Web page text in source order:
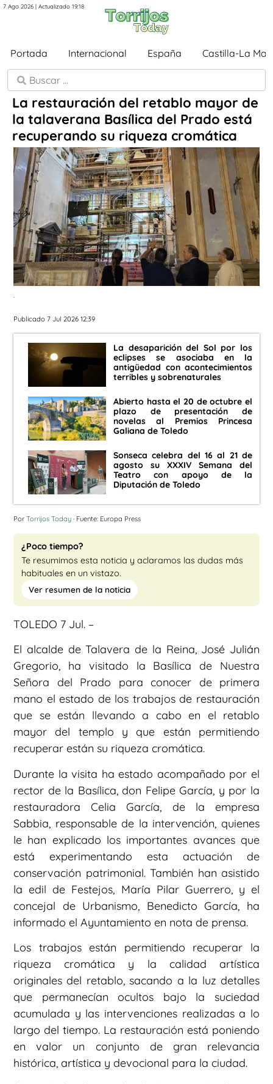
7 Ago 2026 | Actualizado 19:18
Portada Internacional España Castilla-La
La restauración del retablo mayor de
la talaverana Basílica del Prado está
recuperando su riqueza cromática
.
Publicado 7 Jul 2026 12:39
La desaparición del Sol por los
eclipses se asociaba en la
antigüedad con acontecimientos
terribles y sobrenaturales
Abierto hasta el 20 de octubre el
plazo de presentación de
novelas al Premios Princesa
Galiana de Toledo
Sonseca celebra del 16 al 21 de
agosto su XXXIV Semana del
Teatro con apoyo de la
Diputación de Toledo
Por Torrijos Today · Fuente: Europa Press
¿Poco tiempo?
Te resumimos esta noticia y aclaramos las dudas más
habituales en un vistazo.
Ver resumen de la noticia
TOLEDO 7 Jul. –
El alcalde de Talavera de la Reina, José Julián
Gregorio, ha visitado la Basílica de Nuestra
Señora del Prado para conocer de primera
mano el estado de los trabajos de restauración
que se están llevando a cabo en el retablo
mayor del templo y que están permitiendo
recuperar están su riqueza cromática.
Durante la visita ha estado acompañado por el
rector de la Basílica, don Felipe García, y por la
restauradora Celia García, de la empresa
Sabbia, responsable de la intervención, quienes
le han explicado los importantes avances que
está experimentando esta actuación de
conservación patrimonial. También han asistido
la edil de Festejos, María Pilar Guerrero, y el
concejal de Urbanismo, Benedicto García, ha
informado el Ayuntamiento en nota de prensa.
Los trabajos están permitiendo recuperar la
riqueza cromática y la calidad artística
originales del retablo, sacando a la luz detalles
que permanecían ocultos bajo la suciedad
acumulada y las intervenciones realizadas a lo
largo del tiempo. La restauración está poniendo
en valor un conjunto de gran relevancia
histórica, artística y devocional para la ciudad.